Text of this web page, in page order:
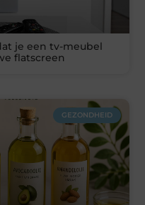
je een tv-meubel
flatscreen
GEZONDHEID